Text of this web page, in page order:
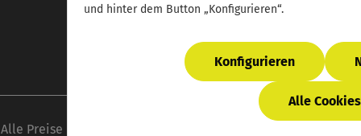
Firmenlizenzen - E-Book
Alle Preise inkl. gesetzl. Mehrwertsteuer zzgl.
und hinter dem Button „Konfigurieren“.
Konfigurieren
Alle